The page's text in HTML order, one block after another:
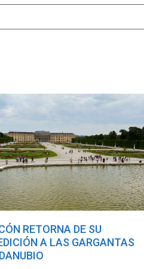
RETORNA DE SU
A LAS GARGANTAS